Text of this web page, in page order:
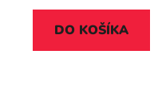
DO KOŠÍKA